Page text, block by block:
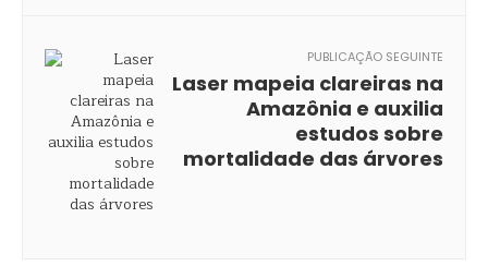
PUBLICAÇÃO SEGUINTE
Laser mapeia clareiras na
Amazônia e auxilia
estudos sobre
mortalidade das árvores